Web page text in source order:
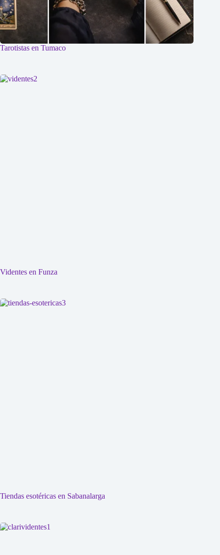
Tarotistas en Tumaco
Videntes en Funza
Tiendas esotéricas en Sabanalarga